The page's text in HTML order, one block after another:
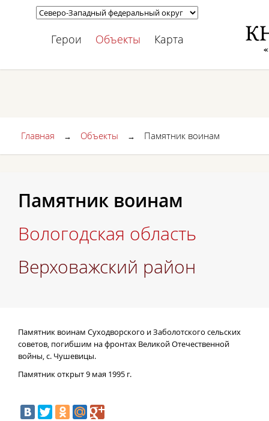
Герои Объекты Карта
Главная → Объекты → Памятник воинам
Памятник воинам
Вологодская область
Верховажский район
Памятник воинам Суходворского и Заболотского сельских
советов, погибшим на фронтах Великой Отечественной
войны, с. Чушевицы.
Памятник открыт9 мая 1995 г.